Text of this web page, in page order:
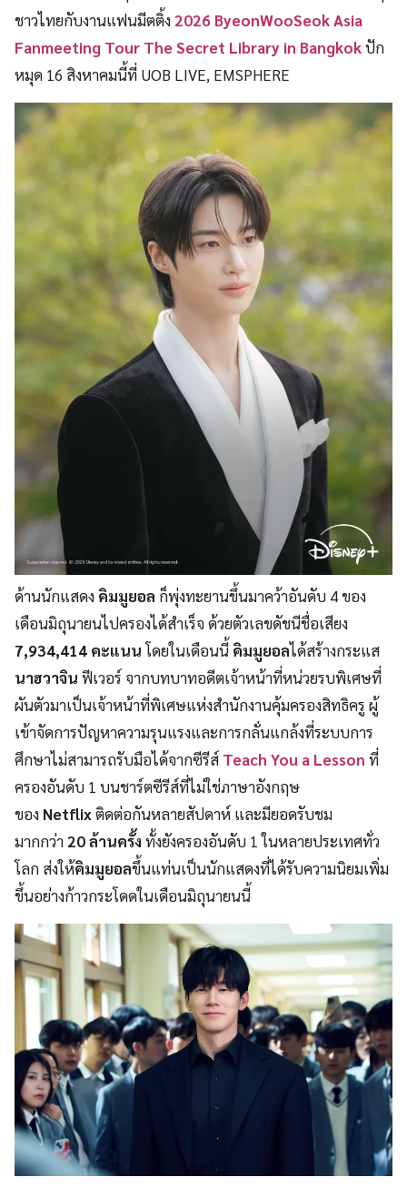
ชาวไทยกับงานแฟนมีตติ้ง 2026 ByeonWooSeok Asia
Fanmeeting Tour The Secret Library in Bangkokปัก
หมุด 16 สิงหาคมนี้ที่ UOB LIVE, EMSPHERE
ด้านนักแสดง คิมมูยอล ก็พุ่งทะยานขึ้นมาคว้าอันดับ 4 ของ
เดือนมิถุนายนไปครองได้สำเร็จ ด้วยตัวเลขดัชนีชื่อเสียง
7,934,414 คะแนนโดยในเดือนนี้ คิมมูยอลได้สร้างกระแส
นาฮวาจิน ฟีเวอร์ จากบทบาทอดีตเจ้าหน้าที่หน่วยรบพิเศษที่
ผันตัวมาเป็นเจ้าหน้าที่พิเศษแห่งสำนักงานคุ้มครองสิทธิครู ผู้
เข้าจัดการปัญหาความรุนแรงและการกลั่นแกล้งที่ระบบการ
ศึกษาไม่สามารถรับมือได้จากซีรีส์ Teach You a Lesson ที่
ครองอันดับ 1 บนชาร์ตซีรีส์ที่ไม่ใช่ภาษาอังกฤษ
ของ Netflixติดต่อกันหลายสัปดาห์ และมียอดรับชม
มากกว่า 20 ล้านครั้งทั้งยังครองอันดับ 1 ในหลายประเทศทั่ว
โลก ส่งให้คิมมูยอลขึ้นแท่นเป็นนักแสดงที่ได้รับความนิยมเพิ่ม
ขึ้นอย่างก้าวกระโดดในเดือนมิถุนายนนี้